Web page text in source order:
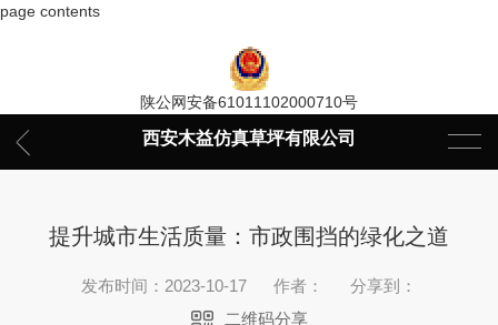
page contents
陕公网安备61011102000710号
西安木益仿真草坪有限公司
提升城市生活质量：市政围挡的绿化之道
发布时间：2023-10-17 作者：
分享到：
二维码分享